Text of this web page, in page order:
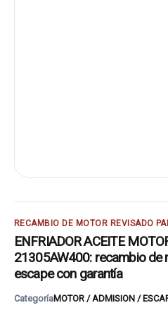
RECAMBIO DE MOTOR REVISADO
ENFRIADOR ACEITE
21305AW400: recambio de
escape con garantía
CategoríaMOTOR / ADMISION /